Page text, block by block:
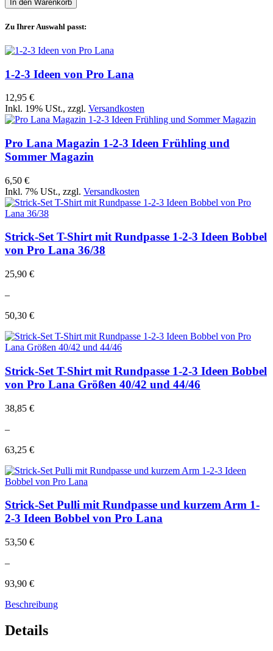
In den Warenkorb
Zu Ihrer Auswahl passt:
1-2-3 Ideen von Pro Lana
12,95 €
Inkl. 19% USt., zzgl. Versandkosten
Pro Lana Magazin 1-2-3 Ideen Frühling und
Sommer Magazin
6,50 €
Inkl. 7% USt., zzgl. Versandkosten
Strick-Set T-Shirt mit Rundpasse 1-2-3 Ideen Bobbel
von Pro Lana 36/38
25,90 €
–
50,30 €
Strick-Set T-Shirt mit Rundpasse 1-2-3 Ideen Bobbel
von Pro Lana Größen 40/42 und 44/46
38,85 €
–
63,25 €
Strick-Set Pulli mit Rundpasse und kurzem Arm 1-
2-3 Ideen Bobbel von Pro Lana
53,50 €
–
93,90 €
Beschreibung
Details